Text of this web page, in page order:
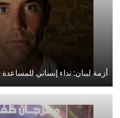
أزمة لبنان: نداء إنساني للمساعدة